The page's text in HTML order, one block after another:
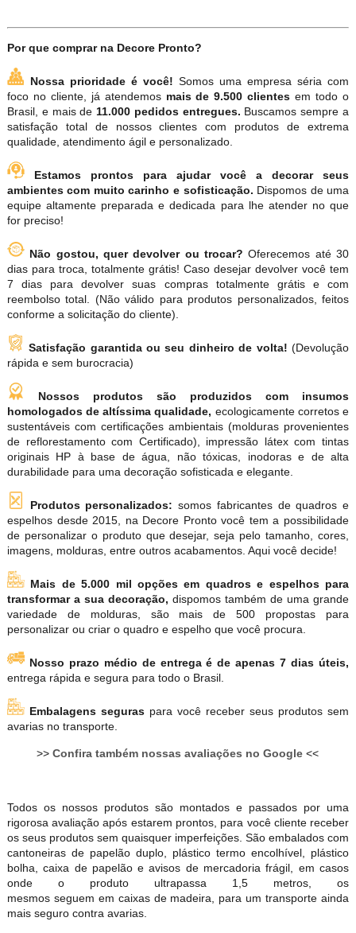
Por que comprar na Decore Pronto?
Nossa prioridade é você! Somos uma empresa séria com
foco no cliente, já atendemos mais de 9.500 clientes em todo o
Brasil, e mais de11.000 pedidos entregues. Buscamos sempre a
satisfação total de nossos clientes com produtos de extrema
qualidade, atendimento ágil e personalizado.
Estamos prontos para ajudar você a decorar seus
ambientes com muito carinho e sofisticação. Dispomos de uma
equipe altamente preparada e dedicada para lhe atender no que
for preciso!
Não gostou, quer devolver ou trocar?Oferecemos até 30
dias para troca, totalmente grátis! Caso desejar devolver você tem
7 dias para devolver suas compras totalmente grátis e com
reembolso total. (Não válido para produtos personalizados, feitos
conforme a solicitação do cliente).
Satisfação garantida ou seu dinheiro de volta!(Devolução
rápida e sem burocracia)
Nossos produtos são produzidos com insumos
homologados de altíssima qualidade, ecologicamente corretos e
sustentáveis com certificações ambientais (molduras provenientes
de reflorestamento com Certificado), impressão látex com tintas
originais HP à base de água, não tóxicas, inodoras e de alta
durabilidade para uma decoração sofisticada e elegante.
Produtos personalizados: somos fabricantes de quadros e
espelhos desde 2015, na Decore Pronto você tem a possibilidade
de personalizar o produto que desejar, seja pelo tamanho, cores,
imagens, molduras, entre outros acabamentos. Aqui você decide!
Mais de 5.000 mil opções em quadros e espelhos para
transformar a sua decoração, dispomos também de uma grande
variedade de molduras, são mais de 500 propostas para
personalizar ou criar o quadro e espelho que você procura.
Nosso prazo médio de entrega é de apenas 7 dias úteis,
entrega rápida e segura para todo o Brasil.
Embalagens seguras para você receber seus produtos sem
avarias no transporte.
>>Confira também nossas avaliações no Google <<
Todos os nossos produtos são montados e passados por uma
rigorosa avaliação após estarem prontos, para você cliente receber
os seus produtos sem quaisquer imperfeições. São embalados com
cantoneiras de papelão duplo, plástico termo encolhível, plástico
bolha, caixa de papelão e avisos de mercadoria frágil, em casos
onde o produto ultrapassa 1,5 metros, os
mesmos seguem em caixas de madeira, para um transporte ainda
mais seguro contra avarias.